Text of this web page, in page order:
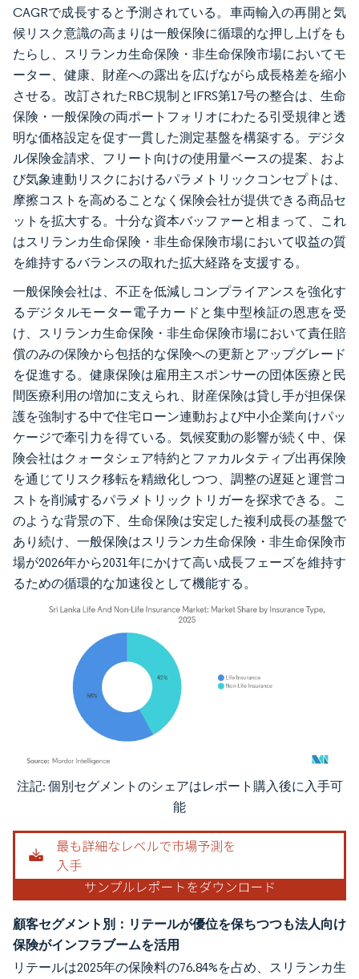
CAGRで成長すると予測されている。車両輸入の再開と気
候リスク意識の高まりは一般保険に循環的な押し上げをも
たらし、スリランカ生命保険・非生命保険市場においてモ
ーター、健康、財産への露出を広げながら成長格差を縮小
させる。改訂されたRBC規制とIFRS第17号の整合は、生命
保険・一般保険の両ポートフォリオにわたる引受規律と透
明な価格設定を促す一貫した測定基盤を構築する。デジタ
ル保険金請求、フリート向けの使用量ベースの提案、およ
び気象連動リスクにおけるパラメトリックコンセプトは、
摩擦コストを高めることなく保険会社が提供できる商品セ
ットを拡大する。十分な資本バッファーと相まって、これ
はスリランカ生命保険・非生命保険市場において収益の質
を維持するバランスの取れた拡大経路を支援する。
一般保険会社は、不正を低減しコンプライアンスを強化す
るデジタルモーター電子カードと集中型検証の恩恵を受
け、スリランカ生命保険・非生命保険市場において責任賠
償のみの保険から包括的な保険への更新とアップグレード
を促進する。健康保険は雇用主スポンサーの団体医療と民
間医療利用の増加に支えられ、財産保険は貸し手が担保保
護を強制する中で住宅ローン連動および中小企業向けパッ
ケージで牽引力を得ている。気候変動の影響が続く中、保
険会社はクォータシェア特約とファカルタティブ出再保険
を通じてリスク移転を精緻化しつつ、調整の遅延と運営コ
ストを削減するパラメトリックトリガーを探求できる。こ
のような背景の下、生命保険は安定した複利成長の基盤で
あり続け、一般保険はスリランカ生命保険・非生命保険市
場が2026年から2031年にかけて高い成長フェーズを維持す
るための循環的な加速役として機能する。
画像 © Mordor Intelligence。再利用にはCC BY 4.0の表示が必要です。
注記: 個別セグメントのシェアはレポート購入後に入手可
能
顧客セグメント別：リテールが優位を保ちつつも法人向け
保険がインフラブームを活用
リテールは2025年の保険料の76.84%を占め、スリランカ生